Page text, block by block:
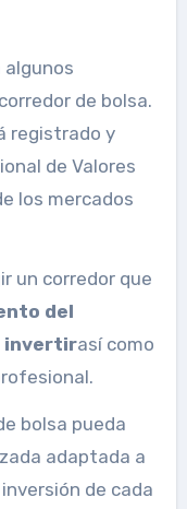
de bolsa.
registrado y
de Valores
los mercados
un corredor que
del
invertirasí como
bolsa pueda
adaptada a
de cada